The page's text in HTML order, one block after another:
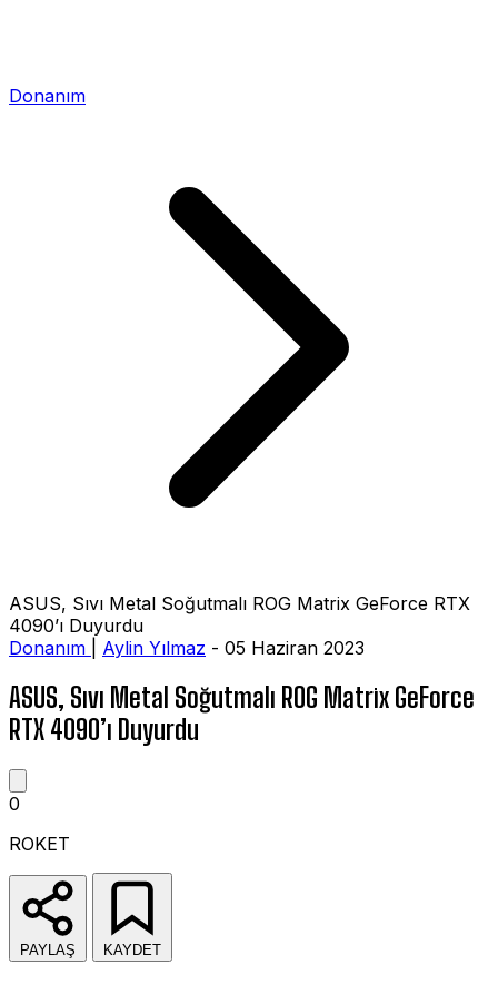
Donanım
ASUS, Sıvı Metal Soğutmalı ROG Matrix GeForce RTX
4090’ı Duyurdu
Donanım
Aylin Yılmaz - 05 Haziran 2023
ASUS, Sıvı Metal Soğutmalı ROG Matrix GeForce
RTX 4090’ı Duyurdu
0
ROKET
PAYLAŞ KAYDET